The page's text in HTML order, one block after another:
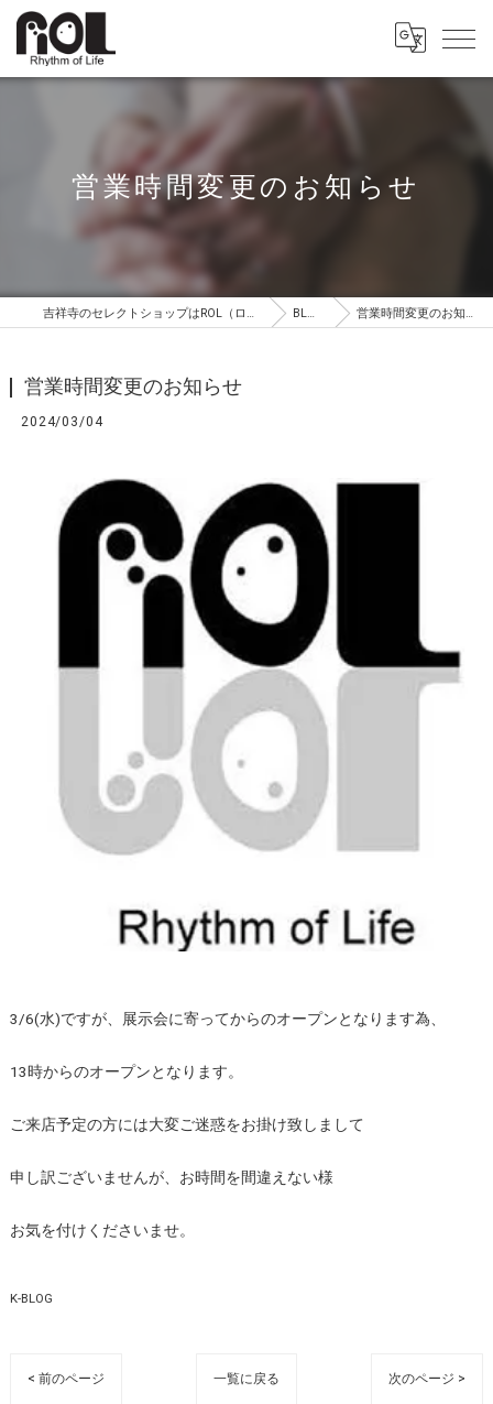
営業時間変更のお知らせ
吉祥寺のセレクトショップはROL（ロル） BLOG 営業時間変更のお知らせ
営業時間変更のお知らせ
2024/03/04
3/6(水)ですが、展示会に寄ってからのオープンとなります為、
13時からのオープンとなります。
ご来店予定の方には大変ご迷惑をお掛け致しまして
申し訳ございませんが、お時間を間違えない様
お気を付けくださいませ。
K-BLOG
< 前のページ 一覧に戻る 次のページ >